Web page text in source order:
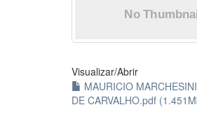
Visualizar/Abrir
MAURICIO
DE CARVALHO.pdf